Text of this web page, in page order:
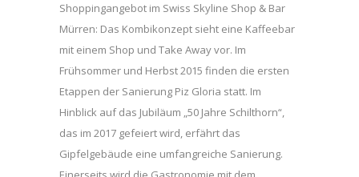
Shoppingangebot im Swiss Skyline Shop & Bar
Mürren: Das Kombikonzept sieht eine Kaffeebar
mit einem Shop und Take Away vor. Im
Frühsommer und Herbst 2015 finden die ersten
Etappen der Sanierung Piz Gloria statt. Im
Hinblick auf das Jubiläum „50 Jahre Schilthorn“,
das im 2017 gefeiert wird, erfährt das
Gipfelgebäude eine umfangreiche Sanierung.